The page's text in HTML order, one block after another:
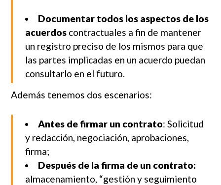
Documentar todos los aspectos de los
acuerdoscontractuales a fin de mantener
un registro preciso de los mismos para que
las partes implicadas en un acuerdo puedan
consultarlo en el futuro.
Además tenemos dos escenarios:
Antes de firmar un contrato: Solicitud
y redacción, negociación, aprobaciones,
firma;
Después de la firma de un contrato:
almacenamiento, “gestión y seguimiento